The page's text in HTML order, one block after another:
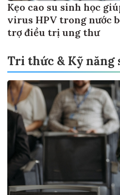
Kẹo cao su sinh học
virus HPV trong nước
trợ điều trị ung thư
Tri thức & Kỹ năng